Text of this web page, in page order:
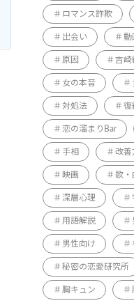
ロマンス詐欺
出会い 動
原因 吉崎
女の本音
対処法 復
恋の溜まりBar
手相 改善
映画 歌・
深層心理
用語解説
男性向け
秘密の恋愛研究所
胸キュン